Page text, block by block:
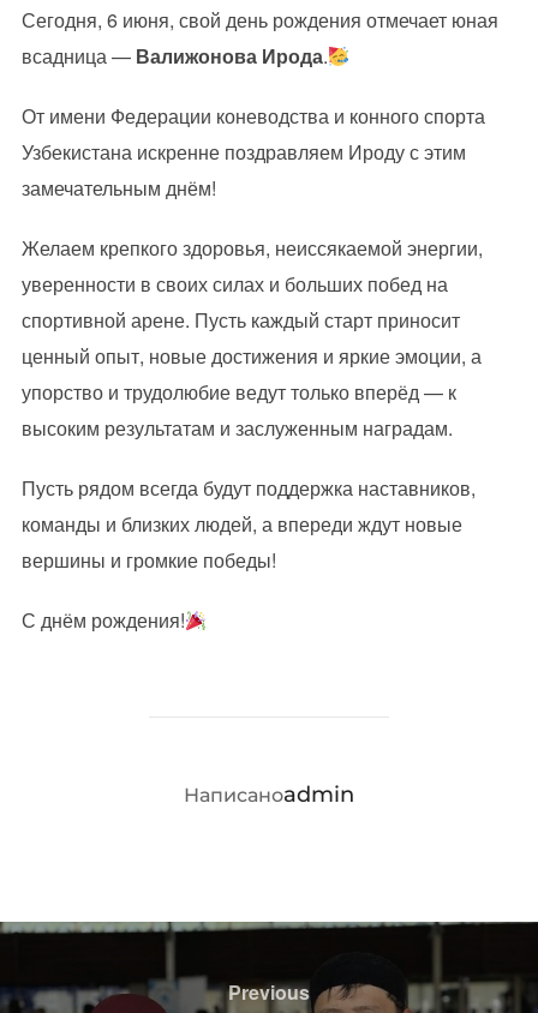
Сегодня, 6 июня, свой день рождения отмечает юная
всадница — Валижонова Ирода.
От имени Федерации коневодства и конного спорта
Узбекистана искренне поздравляем Ироду с этим
замечательным днём!
Желаем крепкого здоровья, неиссякаемой энергии,
уверенности в своих силах и больших побед на
спортивной арене. Пусть каждый старт приносит
ценный опыт, новые достижения и яркие эмоции, а
упорство и трудолюбие ведут только вперёд — к
высоким результатам и заслуженным наградам.
Пусть рядом всегда будут поддержка наставников,
команды и близких людей, а впереди ждут новые
вершины и громкие победы!
С днём рождения!
АВТОР ЗАПИСИ
Написаноadmin
Навигация
по
Previous
Previous